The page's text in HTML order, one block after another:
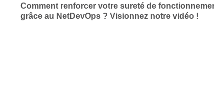
Comment renforcer votre sureté de
grâce au NetDevOps ? Visionnez notre vidéo !